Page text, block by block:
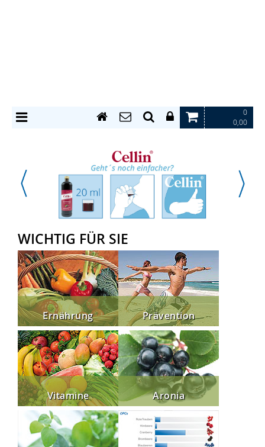
0
0,00
WICHTIG FÜR SIE
Ernährung Prävention
Vitamine Aronia